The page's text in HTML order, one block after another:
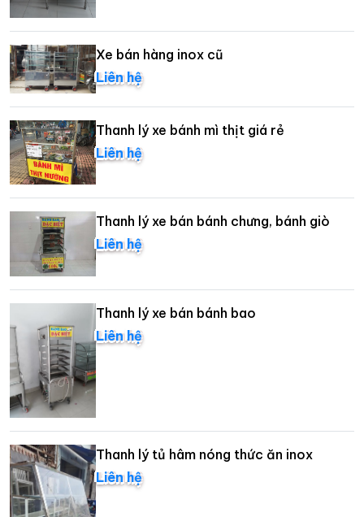
Xe bán hàng inox cũ
Liên hệ
Thanh lý xe bánh mì thịt giá rẻ
Liên hệ
Thanh lý xe bán bánh chưng, bánh giò
Liên hệ
Thanh lý xe bán bánh bao
Liên hệ
Thanh lý tủ hâm nóng thức ăn inox
Liên hệ